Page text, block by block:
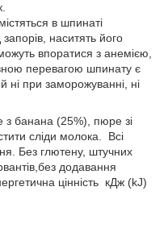
в шпинаті
наситять його
впоратися з анемією,
перевагою шпинату є
ні при заморожуванні, ні
банана (25%), пюре зі
сліди молока. Всі
Без глютену, штучних
додавання
цінність кДж (kJ)